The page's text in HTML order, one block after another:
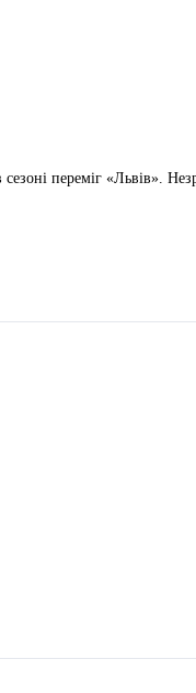
переміг «Львів».